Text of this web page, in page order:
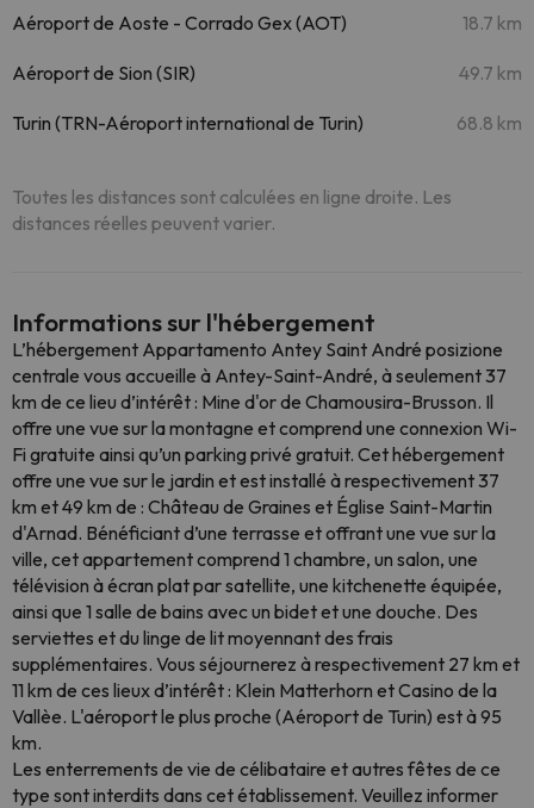
Aéroport de Aoste - Corrado Gex (AOT) 18.7 km
Aéroport de Sion (SIR) 49.7 km
Turin (TRN-Aéroport international de Turin) 68.8 km
Toutes les distances sont calculées en ligne droite. Les
distances réelles peuvent varier.
Informations sur l'hébergement
L’hébergement Appartamento Antey Saint André posizione
centrale vous accueille à Antey-Saint-André, à seulement 37
km de ce lieu d’intérêt : Mine d'or de Chamousira-Brusson. Il
offre une vue sur la montagne et comprend une connexion Wi-
Fi gratuite ainsi qu’un parking privé gratuit. Cet hébergement
offre une vue sur le jardin et est installé à respectivement 37
km et 49 km de : Château de Graines et Église Saint-Martin
d'Arnad. Bénéficiant d’une terrasse et offrant une vue sur la
ville, cet appartement comprend 1 chambre, un salon, une
télévision à écran plat par satellite, une kitchenette équipée,
ainsi que 1 salle de bains avec un bidet et une douche. Des
serviettes et du linge de lit moyennant des frais
supplémentaires. Vous séjournerez à respectivement 27 km et
11 km de ces lieux d’intérêt : Klein Matterhorn et Casino de la
Vallèe. L'aéroport le plus proche (Aéroport de Turin) est à 95
km.
Les enterrements de vie de célibataire et autres fêtes de ce
type sont interdits dans cet établissement. Veuillez informer